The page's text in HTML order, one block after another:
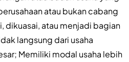
atau bukan cabang
dikuasai, atau menjadi bagian
langsung dari usaha
Memiliki modal usaha lebih